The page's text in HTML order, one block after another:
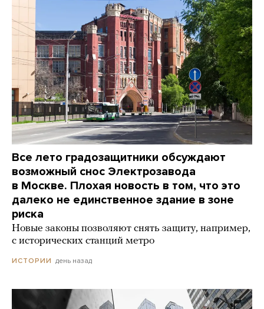
Все лето градозащитники обсуждают
возможный снос Электрозавода
в Москве. Плохая новость в том, что это
далеко не единственное здание в зоне
риска
Новые законы позволяют снять защиту, например,
с исторических станций метро
ИСТОРИИ день назад